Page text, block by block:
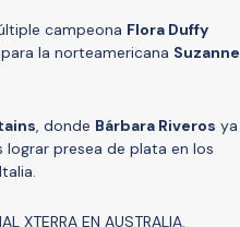
campeona Flora Duffy
la norteamericana Suzanne
, donde Bárbara Riveros ya
presea de plata en los
XTERRA EN AUSTRALIA.